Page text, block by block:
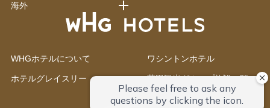
WHGホテルについて ワシントンホテル
ホテルグレイスリー 藤田観光グループ施設一覧
海外